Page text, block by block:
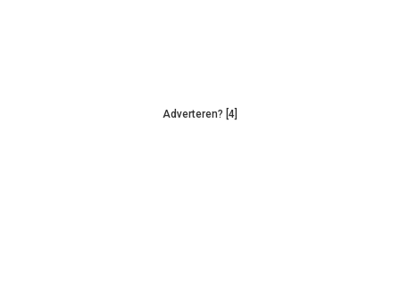
Adverteren? [4]